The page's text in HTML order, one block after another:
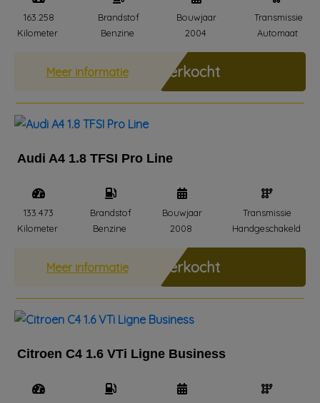
163.258
Kilometer
Brandstof
Benzine
Bouwjaar
2004
Transmissie
Automaat
Meer informatie Verkocht
Audi A4 1.8 TFSI Pro Line
133.473
Kilometer
Brandstof
Benzine
Bouwjaar
2008
Transmissie
Handgeschakeld
Meer informatie Verkocht
Citroen C4 1.6 VTi Ligne Business